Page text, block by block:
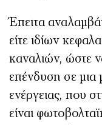
Έπειτα
είτε ιδίων
καναλιών, ώστε
επένδυση σε
ενέργειας, που
είναι